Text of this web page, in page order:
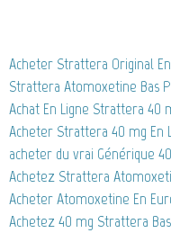
Acheter Strattera Original
Strattera Atomoxetine Bas
Achat En Ligne Strattera 40
Acheter Strattera 40 mg En
acheter du vrai Générique
Achetez Strattera
Acheter Atomoxetine En
Achetez 40 mg Strattera